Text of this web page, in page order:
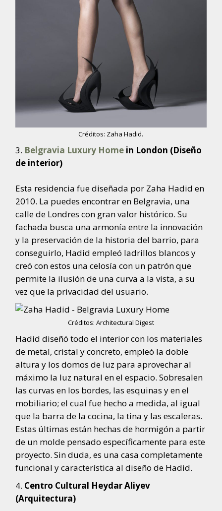
Créditos: Zaha Hadid.
Belgravia Luxury Home in London (Diseño
de interior)
Esta residencia fue diseñada por Zaha Hadid en
2010. La puedes encontrar en Belgravia, una
calle de Londres con gran valor histórico. Su
fachada busca una armonía entre la innovación
y la preservación de la historia del barrio, para
conseguirlo, Hadid empleó ladrillos blancos y
creó con estos una celosía con un patrón que
permite la ilusión de una curva a la vista, a su
vez que la privacidad del usuario.
Créditos: Architectural Digest
Hadid diseñó todo el interior con los materiales
de metal, cristal y concreto, empleó la doble
altura y los domos de luz para aprovechar al
máximo la luz natural en el espacio. Sobresalen
las curvas en los bordes, las esquinas y en el
mobiliario; el cual fue hecho a medida, al igual
que la barra de la cocina, la tina y las escaleras.
Estas últimas están hechas de hormigón a partir
de un molde pensado específicamente para este
proyecto. Sin duda, es una casa completamente
funcional y característica al diseño de Hadid.
Centro Cultural Heydar Aliyev
(Arquitectura)